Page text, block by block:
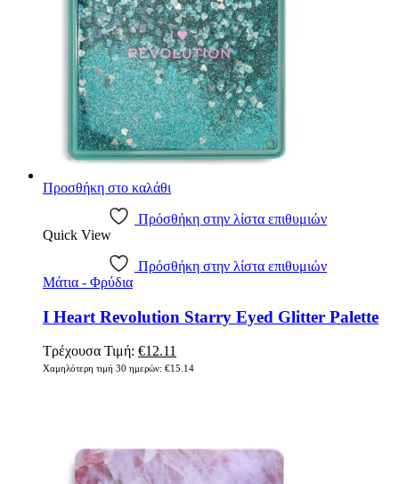
Προσθήκη στο καλάθι
Πρόσθήκη στην λίστα επιθυμιών
Quick View
Πρόσθήκη στην λίστα επιθυμιών
Μάτια - Φρύδια
I Heart Revolution Starry Eyed Glitter Palette
Τρέχουσα Τιμή: Original
price
€12.11
τρέχουσα
Χαμηλότερη τιμή 30 ημερών: €15.14